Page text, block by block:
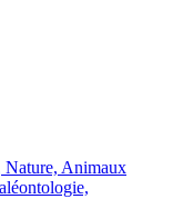
Nature, Animaux